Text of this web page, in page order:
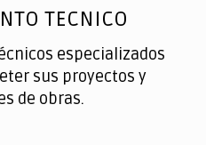
TECNICO
especializados
sus proyectos y
de obras.